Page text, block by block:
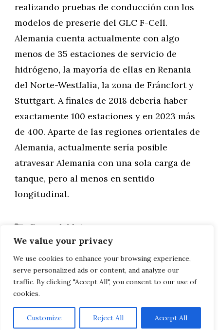
We value your privacy
We use cookies to enhance your browsing experience,
serve personalized ads or content, and analyze our
traffic. By clicking "Accept All", you consent to our use of
cookies.
Customize Reject All Accept All
realizando pruebas de conducción con los
modelos de preserie del GLC F-Cell.
Alemania cuenta actualmente con algo
menos de 35 estaciones de servicio de
hidrógeno, la mayoría de ellas en Renania
del Norte-Westfalia, la zona de Fráncfort y
Stuttgart. A finales de 2018 debería haber
exactamente 100 estaciones y en 2023 más
de 400. Aparte de las regiones orientales de
Alemania, actualmente sería posible
atravesar Alemania con una sola carga de
tanque, pero al menos en sentido
longitudinal.
Categorías
General Motor
Final española en la búsqueda de nombre
para el nuevo SUV de Seat
Garmin Dash Cam 65W probada
AVISO LEGAL, POLITICA DE PRIVACIDAD, COOKIES